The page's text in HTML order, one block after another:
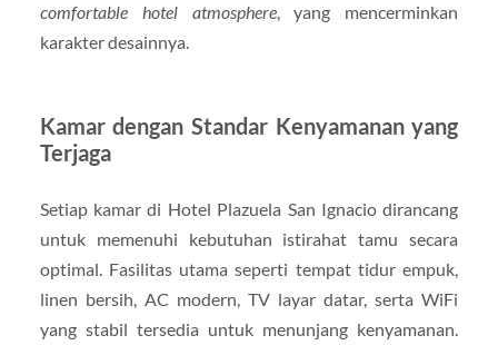
comfortable hotel atmosphere, yang mencerminkan
karakter desainnya.
Kamar dengan Standar Kenyamanan yang
Terjaga
Setiap kamar di Hotel Plazuela San Ignacio dirancang
untuk memenuhi kebutuhan istirahat tamu secara
optimal. Fasilitas utama seperti tempat tidur empuk,
linen bersih, AC modern, TV layar datar, serta WiFi
yang stabil tersedia untuk menunjang kenyamanan.